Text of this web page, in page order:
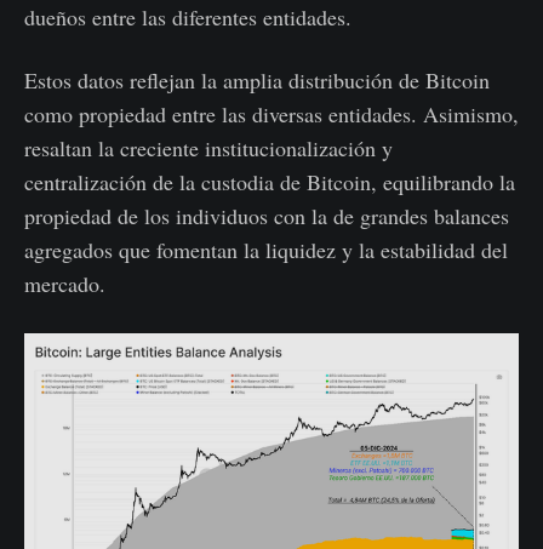
dueños entre las diferentes entidades.
Estos datos reflejan la amplia distribución de Bitcoin
como propiedad entre las diversas entidades. Asimismo,
resaltan la creciente institucionalización y
centralización de la custodia de Bitcoin, equilibrando la
propiedad de los individuos con la de grandes balances
agregados que fomentan la liquidez y la estabilidad del
mercado.